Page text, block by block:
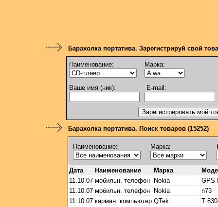
Барахолка портатива. Зарегистрируй свой
Наименование: Марка:
Ваше имя (ник): E-mail:
Барахолка портатива. Поиск товаров (15252)
Наименование: Марка:
Дата Наименование Марка
11.10.07 мобильн. телефон Nokia
GPS
11.10.07 мобильн. телефон Nokia
n73
11.10.07 карман. компьютер QTek
Т